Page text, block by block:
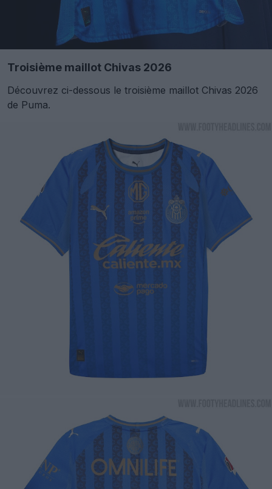
Troisième maillot Chivas 2026
Découvrez ci-dessous le troisième maillot Chivas 2026
de Puma.